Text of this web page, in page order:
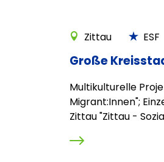
Zittau ESF
Große
Multikulturelle
Migrant:Innen";
Zittau "Zittau -